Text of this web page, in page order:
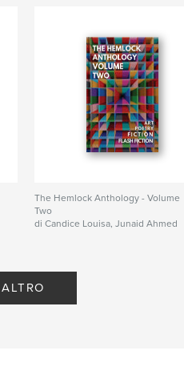
The Hemlock Anthology - Volume
Two
di Candice Louisa, Junaid Ahmed